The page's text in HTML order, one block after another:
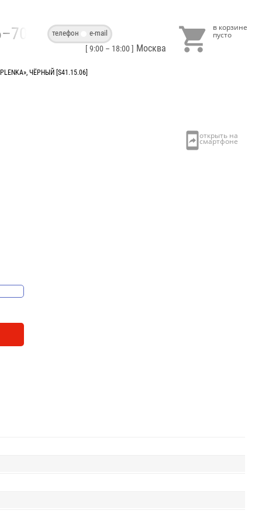
телефон e-mail
[ 9:00 – 18:00 ] Москва 
ЧЁРНЫЙ [S41.15.06]